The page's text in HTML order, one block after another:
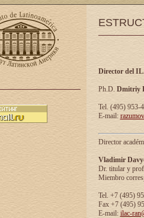
Director del
Ph.D. Dmitriy
Tel. (495) 953-
E-mail:
Director
Vladimir
Dr. titular y
Miembro
Tel. +7 (495)
Fax +7 (495)
E-mail: ilac-